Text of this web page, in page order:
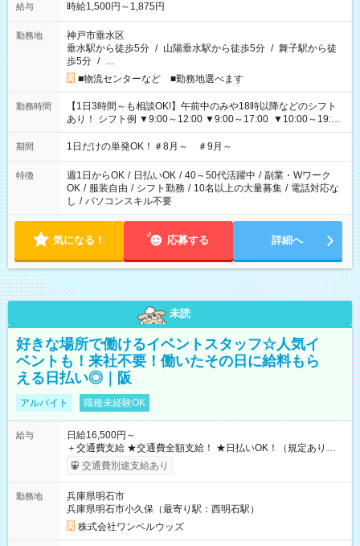
給与 時給1,500円～1,875円
勤務地
神戸市垂水区
垂水駅から徒歩5分 / 山陽垂水駅から徒歩5分 / 舞子駅から徒
歩5分 / …
■物流センターなど ■勤務地選べます
勤務時間
【1日3時間～も相談OK!】午前中のみや18時以降などのシフト
あり！ シフト例 ▼9:00～12:00 ▼9:00～17:00 ▼10:00～19:00
▼18:00～21:00
期間 1日だけの単発OK！＃8月～ ＃9月～
特徴 週1日からOK / 日払いOK / 40～50代活躍中 / 副業・Wワーク
OK / 服装自由 / シフト勤務 / 10名以上の大量募集 / 電話対応な
し / パソコンスキル不要
気になる！ 応募する 詳細へ
未読
好きな場所で働けるイベントスタッフ☆人気イ
ベントも！来社不要！働いたその日に給料もら
える日払い◎｜阪
アルバイト 職種未経験OK
給与
日給16,500円～
＋交通費支給 ★交通費全額支給！ ★日払いOK！（規定あり） ┗
働いたその日に現金GET♪ お仕事後はコンビニATMから 日払
交通費別途支給あり
勤務地
兵庫県明石市
兵庫県明石市小久保（最寄り駅：西明石駅）
株式会社ワンベルウッズ